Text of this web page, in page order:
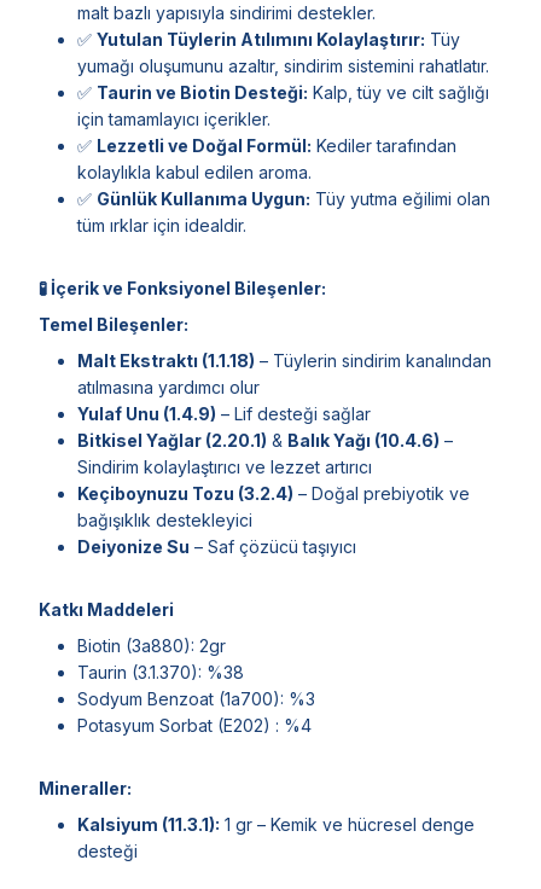
malt bazlı yapısıyla sindirimi destekler.
✅ Yutulan Tüylerin Atılımını Kolaylaştırır: Tüy
yumağı oluşumunu azaltır, sindirim sistemini rahatlatır.
✅ Taurin ve Biotin Desteği: Kalp, tüy ve cilt sağlığı
için tamamlayıcı içerikler.
✅ Lezzetli ve Doğal Formül: Kediler tarafından
kolaylıkla kabul edilen aroma.
✅ Günlük Kullanıma Uygun: Tüy yutma eğilimi olan
tüm ırklar için idealdir.
🧪 İçerik ve Fonksiyonel Bileşenler:
Temel Bileşenler:
Malt Ekstraktı (1.1.18) – Tüylerin sindirim kanalından
atılmasına yardımcı olur
Yulaf Unu (1.4.9) – Lif desteği sağlar
Bitkisel Yağlar (2.20.1) & Balık Yağı (10.4.6) –
Sindirim kolaylaştırıcı ve lezzet artırıcı
Keçiboynuzu Tozu (3.2.4) – Doğal prebiyotik ve
bağışıklık destekleyici
Deiyonize Su – Saf çözücü taşıyıcı
Katkı Maddeleri
Biotin (3a880): 2gr
Taurin (3.1.370): %38
Sodyum Benzoat (1a700): %3
Potasyum Sorbat (E202) : %4
Mineraller:
Kalsiyum (11.3.1): 1 gr – Kemik ve hücresel denge
desteği